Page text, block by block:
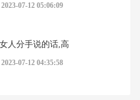
2023-07-12 05:06:09
人分手说的话,高
2023-07-12 04:35:58